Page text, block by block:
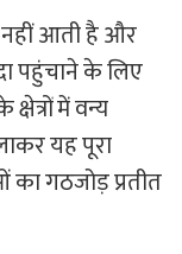
नहीं आती है और
पहुंचाने के लिए
में वन्य
यह पूरा
गठजोड़ प्रतीत